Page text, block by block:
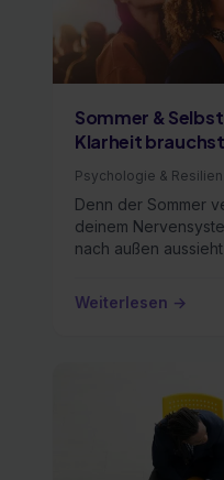
Sommer &
Klarheit brauchst
Psychologie &
Denn der Sommer
deinem
nach außen
Weiterlesen →